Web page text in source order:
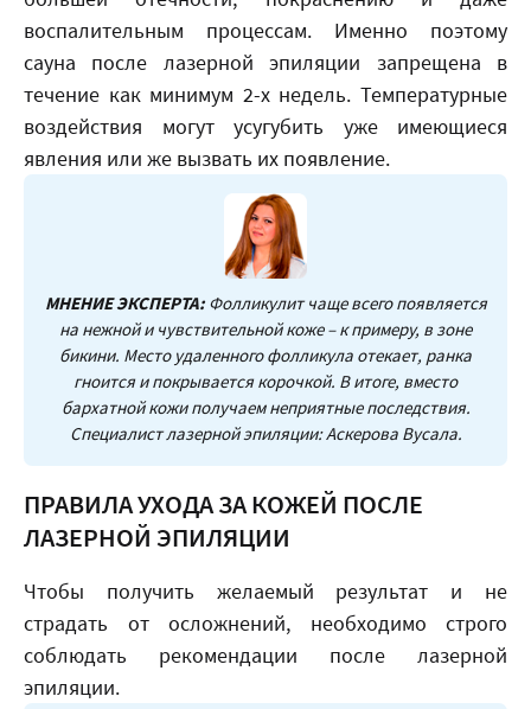
воспалительным процессам. Именно поэтому
сауна после лазерной эпиляции запрещена в
течение как минимум 2-х недель. Температурные
воздействия могут усугубить уже имеющиеся
явления или же вызвать их появление.
МНЕНИЕ ЭКСПЕРТА: Фолликулит чаще всего появляется
на нежной и чувствительной коже – к примеру, в зоне
бикини. Место удаленного фолликула отекает, ранка
гноится и покрывается корочкой. В итоге, вместо
бархатной кожи получаем неприятные последствия.
Специалист лазерной эпиляции:Аскерова Вусала.
ПРАВИЛА УХОДА ЗА КОЖЕЙ ПОСЛЕ
ЛАЗЕРНОЙ ЭПИЛЯЦИИ
Чтобы получить желаемый результат и не
страдать от осложнений, необходимо строго
соблюдать рекомендации после лазерной
эпиляции.